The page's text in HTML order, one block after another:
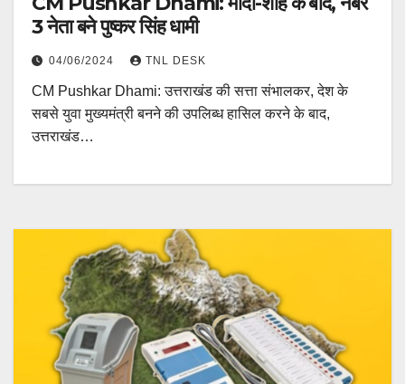
3 नेता बने पुष्कर सिंह धामी
04/06/2024 TNL DESK
CM Pushkar Dhami: उत्तराखंड की सत्ता संभालकर, देश के
सबसे युवा मुख्यमंत्री बनने की उपलिब्ध हासिल करने के बाद,
उत्तराखंड…